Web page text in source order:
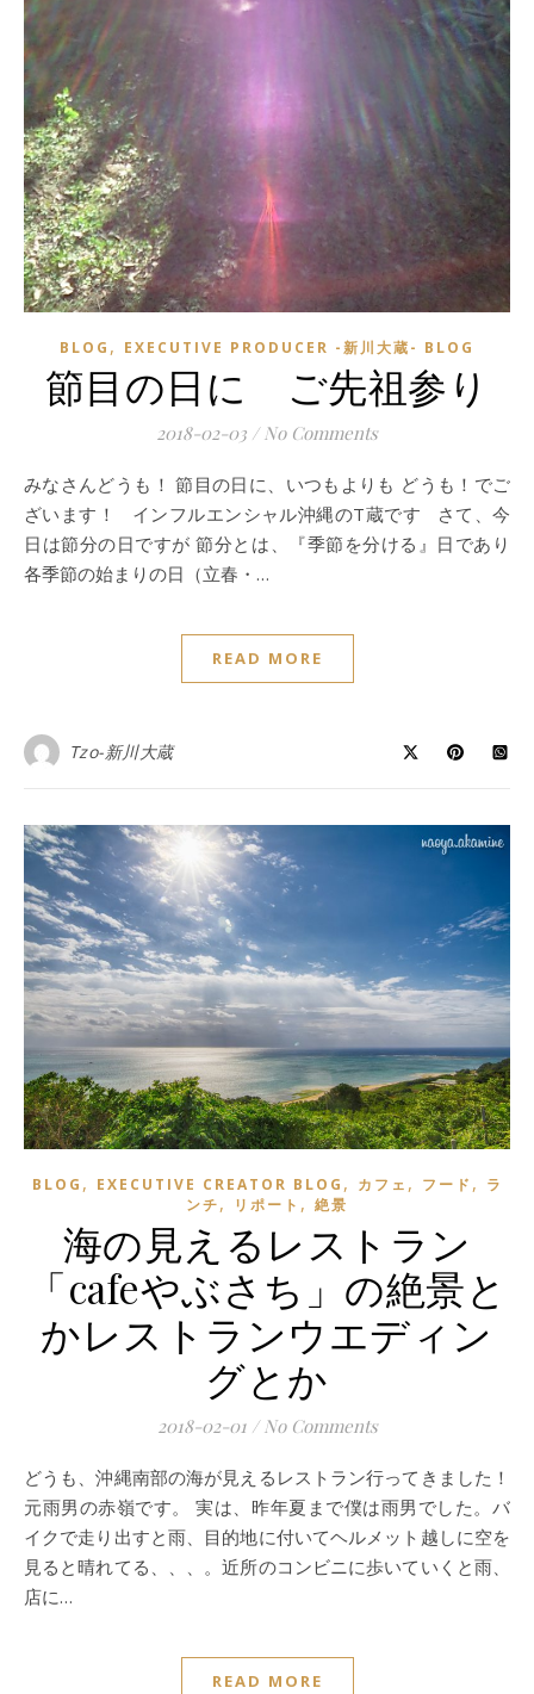
BLOG , EXECUTIVE PRODUCER -新川大蔵- BLOG
節目の日に ご先祖参り
2018-02-03 / No Comments
みなさんどうも！ 節目の日に、いつもよりも どうも！でご
ざいます！ インフルエンシャル沖縄のT蔵です さて、今
日は節分の日ですが 節分とは、『季節を分ける』日であり
各季節の始まりの日（立春・…
READ MORE
Tzo-新川大蔵
BLOG , EXECUTIVE CREATOR BLOG , カフェ , フード , ラ
ンチ, リポート , 絶景
海の見えるレストラン
「cafeやぶさち」の絶景と
かレストランウエディン
グとか
2018-02-01 / No Comments
どうも、沖縄南部の海が見えるレストラン行ってきました！
元雨男の赤嶺です。 実は、昨年夏まで僕は雨男でした。バ
イクで走り出すと雨、目的地に付いてヘルメット越しに空を
見ると晴れてる、、、。近所のコンビニに歩いていくと雨、
店に…
READ MORE